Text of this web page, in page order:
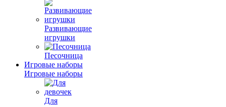
Развивающие
игрушки
Песочница
Игровые наборы
Игровые наборы
Для